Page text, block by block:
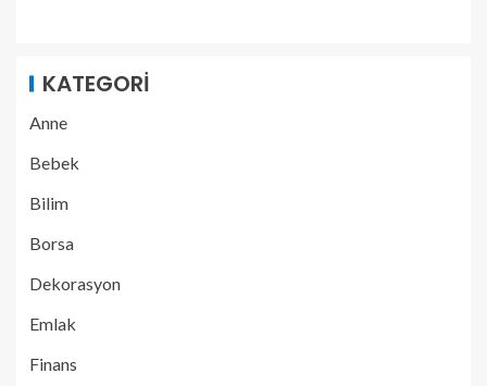
KATEGORI
Anne
Bebek
Bilim
Borsa
Dekorasyon
Emlak
Finans